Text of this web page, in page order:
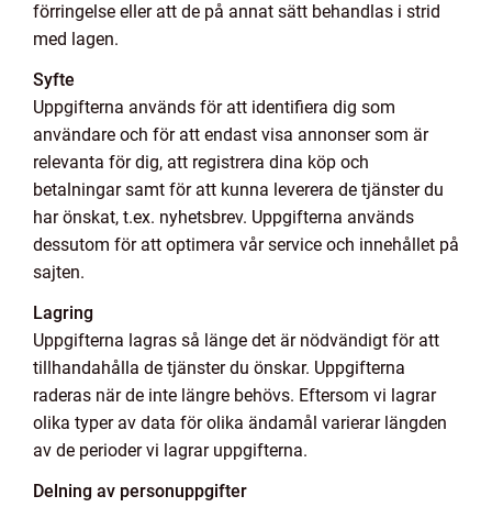
förringelse eller att de på annat sätt behandlas i strid
med lagen.
Syfte
Uppgifterna används för att identifiera dig som
användare och för att endast visa annonser som är
relevanta för dig, att registrera dina köp och
betalningar samt för att kunna leverera de tjänster du
har önskat, t.ex. nyhetsbrev. Uppgifterna används
dessutom för att optimera vår service och innehållet på
sajten.
Lagring
Uppgifterna lagras så länge det är nödvändigt för att
tillhandahålla de tjänster du önskar. Uppgifterna
raderas när de inte längre behövs. Eftersom vi lagrar
olika typer av data för olika ändamål varierar längden
av de perioder vi lagrar uppgifterna.
Delning av personuppgifter